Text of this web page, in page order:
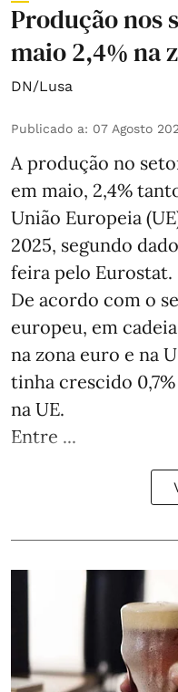
Produção nos
maio 2,4% na
DN/Lusa
Publicado a: 07 Agosto
A produção no
em maio, 2,4%
União Europeia
2025, segundo
feira pelo Eurostat.
De acordo com o
europeu, em
na zona euro e na
tinha crescido
na UE.
Entre ...